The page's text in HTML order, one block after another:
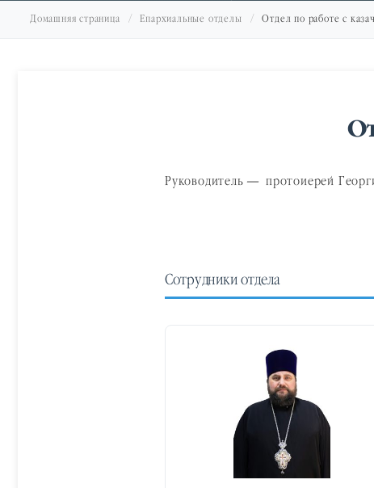
Домашняя страница Епархиальные отделы Отдел по работе с
Руководитель — протоиерей
Сотрудники отдела